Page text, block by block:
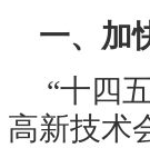
一、加
“十四
高新技术